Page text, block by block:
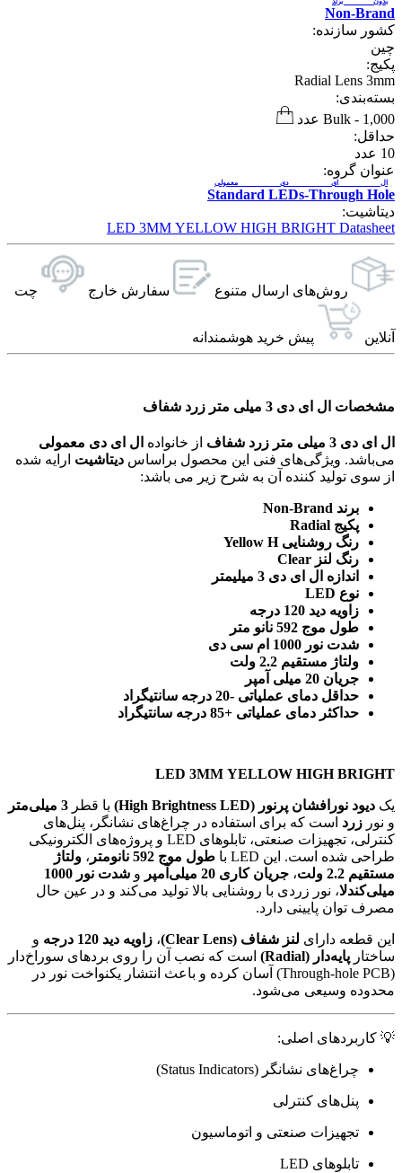
Non-Brand
کشور سازنده:
چین
پکیج:
Radial Lens 3mm
بسته‌بندی:
Bulk - 1,000 عدد
حداقل:
10 عدد
عنوان گروه:
Standard LEDs-Through Hole
ال ای دی معمولی
دیتاشیت:
LED 3MM YELLOW HIGH BRIGHT Datasheet
روش‌های ارسال‌ متنوع سفارش خارج چت
آنلاین پیش خرید هوشمندانه
مشخصات ال ای دی 3 میلی متر زرد شفاف
ال ای دی 3 میلی متر زرد شفاف از خانواده ال ای دی معمولی
می‌باشد. ویژگی‌های فنی این محصول براساس دیتاشیت ارایه شده
از سوی تولید کننده آن به شرح زیر می باشد:
برند Non-Brand
پکیج Radial
رنگ روشنایی Yellow H
رنگ لنز Clear
اندازه ال ای دی 3 میلیمتر
نوع LED
زاویه دید 120 درجه
طول موج 592 نانو متر
شدت نور 1000 ام سی دی
ولتاژ مستقیم 2.2 ولت
جریان 20 میلی آمپر
حداقل دمای عملیاتی -20 درجه سانتیگراد
حداکثر دمای عملیاتی +85 درجه سانتیگراد
LED 3MM YELLOW HIGH BRIGHT
یک دیود نورافشان پرنور (High Brightness LED) با قطر 3 میلی‌متر
و نور زرد است که برای استفاده در چراغ‌های نشانگر، پنل‌های
کنترلی، تجهیزات صنعتی، تابلوهای LED و پروژه‌های الکترونیکی
طراحی شده است. این LED با
طول موج 592 نانومتر ، ولتاژ
مستقیم 2.2 ولت
، جریان کاری 20 میلی‌آمپر و
شدت نور 1000
میلی‌کندلا، نور زردی با روشنایی بالا تولید می‌کند و در عین حال
مصرف توان پایینی دارد.
این قطعه دارای لنز شفاف (Clear Lens) ، زاویه دید 120 درجه
و
ساختار پایه‌دار (Radial)
است که نصب آن را روی بردهای سوراخ‌دار
(Through-hole PCB) آسان کرده و باعث انتشار یکنواخت نور در
محدوده وسیعی می‌شود.
💡 کاربردهای اصلی:
چراغ‌های نشانگر (Status Indicators)
پنل‌های کنترلی
تجهیزات صنعتی و اتوماسیون
تابلوهای LED